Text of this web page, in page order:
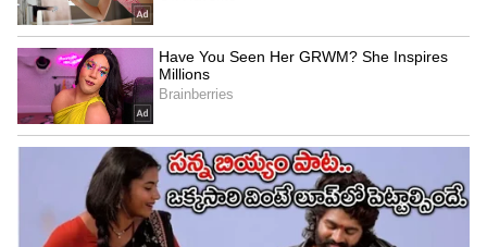
8
Image Credit : Instagram
జగపతి బాబు